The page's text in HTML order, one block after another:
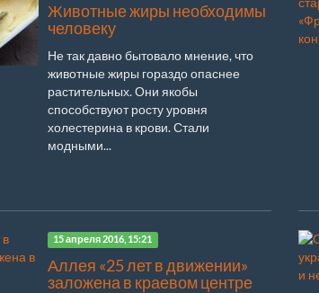
Животные жиры необходимы
человеку
Не так давно бытовало мнение, что
животные жиры гораздо опаснее
растительных. Они якобы
способствуют росту уровня
холестерина в крови. Стали
модными...
15 апреля 2016, 15:21
Аллея «25 лет в движении»
заложена в краевом центре